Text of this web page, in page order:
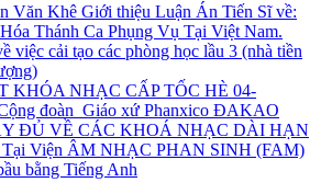
Văn Khê Giới thiệu Luận Án Tiến Sĩ về:
Thánh Ca Phụng Vụ Tại Việt Nam.
việc cải tạo các phòng học lầu 3 (nhà tiền
KHÓA NHẠC CẤP TỐC HÈ 04-
đoàn_Giáo xứ Phanxico ĐAKAO
ĐỦ VỀ CÁC KHOÁ NHẠC DÀI HẠN
Viện ÂM NHẠC PHAN SINH (FAM)
bằng Tiếng Anh